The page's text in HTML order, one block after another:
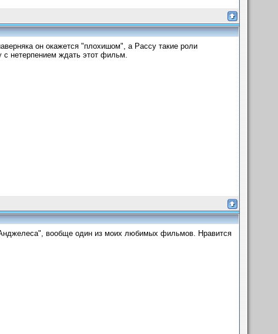
он окажется "плохишом", а Рассу такие роли
нетерпением ждать этот фильм.
вообще один из моих любимых фильмов. Нравится